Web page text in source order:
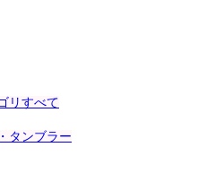
リすべて
タンブラー